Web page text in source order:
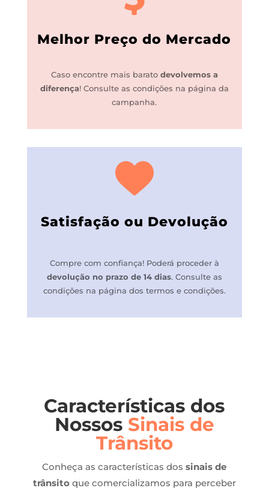
Melhor Preço do Mercado
Caso encontre mais barato devolvemos a
diferença! Consulte as condições na página da
campanha.
Satisfação ou Devolução
Compre com confiança! Poderá proceder à
devolução no prazo de 14 dias. Consulte as
condições na página dos termos e condições.
Características dos
Nossos Sinais de
Trânsito
Conheça as características dossinais de
trânsitoque comercializamos para perceber